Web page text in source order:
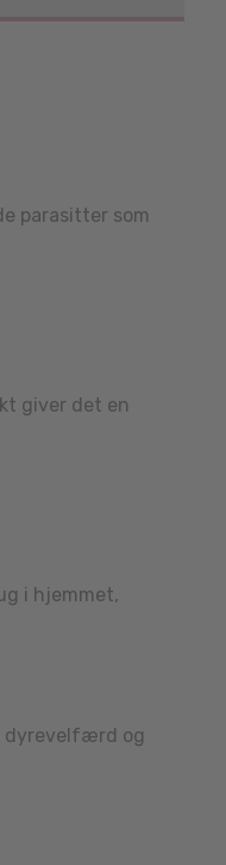
parasitter som
giver det en
i hjemmet,
dyrevelfærd og